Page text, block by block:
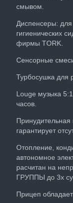
смывом.
Диспенсеры: для
гигиенических
фирмы TORK.
Сенсорные
Турбосушка для
Louge музыка
часов.
Принудительная
гарантирует
Отопление,
автономное
расчитан на
ГРУППЫ до 3х
Прицеп